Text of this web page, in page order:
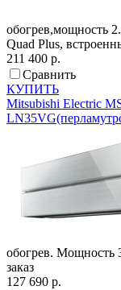
обогрев,мощность
Quad Plus,
211 400 р.
Сравнить
КУПИТЬ
Mitsubishi Electric
обогрев. Мощность
заказ
127 690 р.